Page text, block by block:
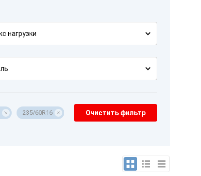
нагрузки
235/60R16 Очистить фильтр